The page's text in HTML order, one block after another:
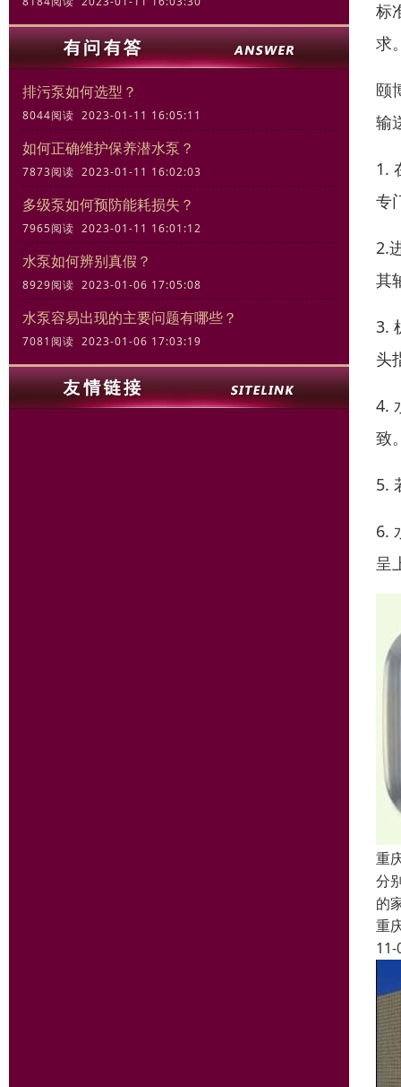
排污泵如何选型？
8044阅读 2023-01-11 16:05:11
如何正确维护保养潜水泵？
7873阅读 2023-01-11 16:02:03
多级泵如何预防能耗损失？
7965阅读 2023-01-11 16:01:12
水泵如何辨别真假？
8929阅读 2023-01-06 17:05:08
水泵容易出现的主要问题有哪些？
7081阅读 2023-01-06 17:03:19
标
求
颐
输
1.
专
2.
其
3.
头
4.
致
5.
6.
呈
重
分
的
重
11-